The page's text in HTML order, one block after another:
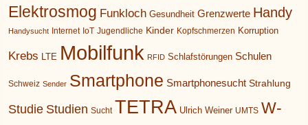
Elektrosmog Funkloch Gesundheit Grenzwerte Handy
Handysucht Internet IoT Jugendliche Kinder Kopfschmerzen Korruption
Krebs LTE Mobilfunk RFID Schlafstörungen Schulen
Schweiz Sender Smartphone Smartphonesucht Strahlung
Studie Studien Sucht TETRA Ulrich Weiner UMTS W-